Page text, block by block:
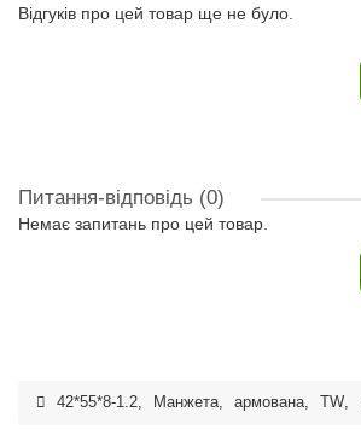
Відгуків про цей товар ще не було.
Питання-відповідь (0)
Немає запитань про цей товар.
42*55*8-1.2, Манжета, армована, TW,